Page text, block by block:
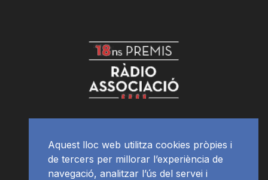
Aquest lloc web utilitza cookies pròpies i
de tercers per millorar l’experiència de
navegació, analitzar l’ús del servei i